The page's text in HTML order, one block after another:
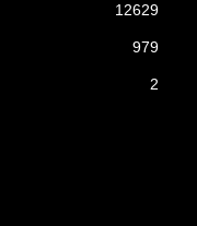
12629
979
2